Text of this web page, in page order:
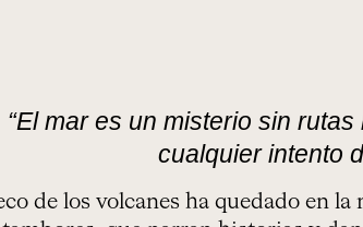
“El mar es un misterio sin
cualquier intento
de los volcanes ha quedado en